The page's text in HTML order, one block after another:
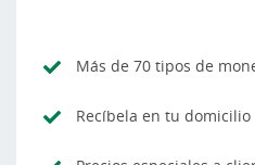
Más de 70 tipos de
Recíbela en tu domicilio